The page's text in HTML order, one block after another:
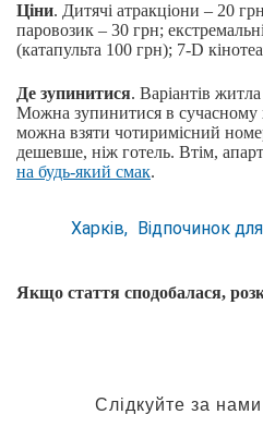
Ціни. Дитячі атракціони – 20
паровозик – 30 грн;
(катапульта 100 грн); 7-D
Де зупинитися. Варіантів
Можна зупинитися в сучасному
можна взяти чотиримісний
дешевше, ніж готель. Втім,
на будь-який смак.
Харків Відпочинок
Якщо стаття сподобалася,
Слідкуйте за